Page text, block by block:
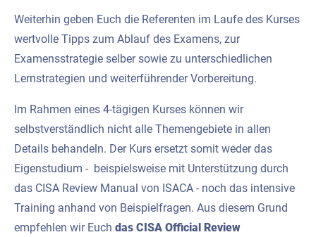
Weiterhin geben Euch die Referenten im Laufe des Kurses
wertvolle Tipps zum Ablauf des Examens, zur
Examensstrategie selber sowie zu unterschiedlichen
Lernstrategien und weiterführender Vorbereitung.
Im Rahmen eines 4-tägigen Kurses können wir
selbstverständlich nicht alle Themengebiete in allen
Details behandeln. Der Kurs ersetzt somit weder das
Eigenstudium - beispielsweise mit Unterstützung durch
das CISA Review Manual von ISACA - noch das intensive
Training anhand von Beispielfragen. Aus diesem Grund
empfehlen wir Euch das CISA Official Review